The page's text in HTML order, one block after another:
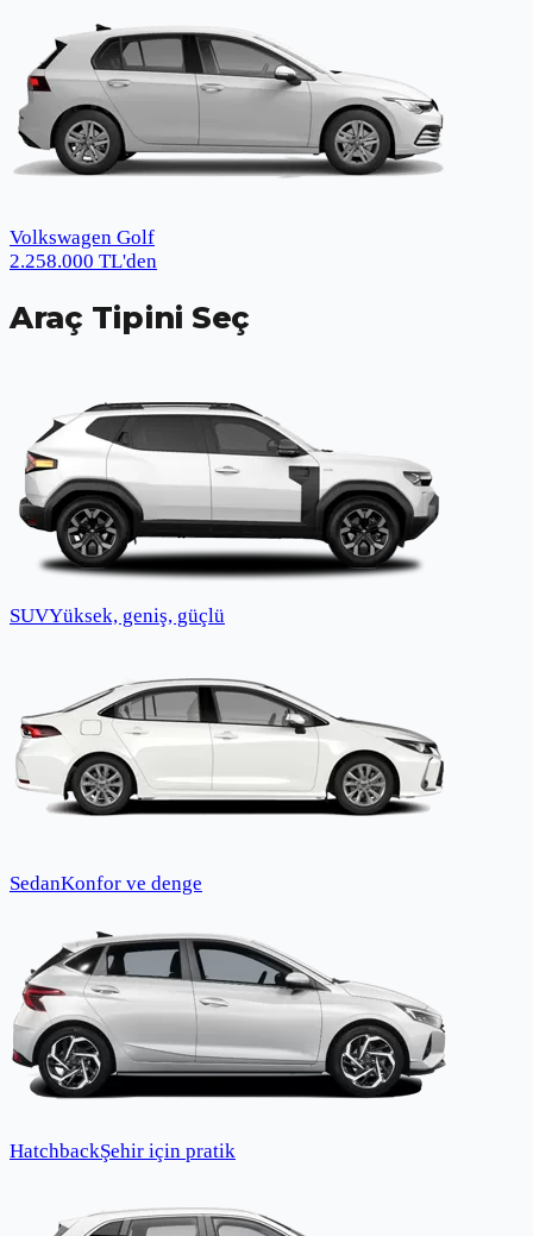
Volkswagen Golf
2.258.000 TL'den
Araç Tipini Seç
SUVYüksek, geniş, güçlü
SedanKonfor ve denge
HatchbackŞehir için pratik